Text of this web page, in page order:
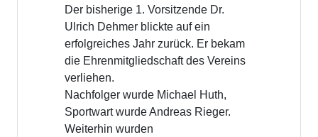
bereit für die Sommer-Medenrunde 2026!